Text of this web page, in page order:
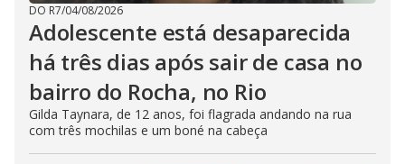
DO R7/04/08/2026
Adolescente está desaparecida
há três dias após sair de casa no
bairro do Rocha, no Rio
Gilda Taynara, de 12 anos, foi flagrada andando na rua
com três mochilas e um boné na cabeça